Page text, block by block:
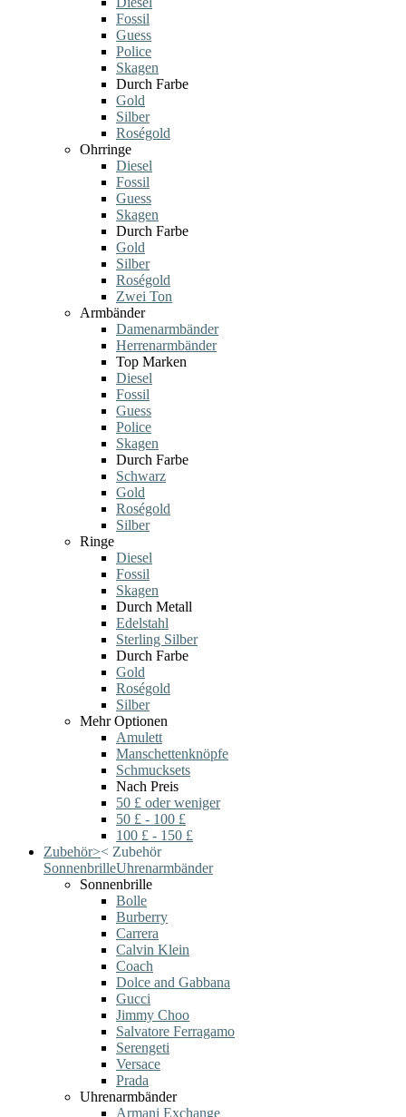
Fossil
Guess
Police
Skagen
Durch Farbe
Gold
Silber
Roségold
Ohrringe
Diesel
Fossil
Guess
Skagen
Durch Farbe
Gold
Silber
Roségold
Zwei Ton
Armbänder
Damenarmbänder
Herrenarmbänder
Top Marken
Diesel
Fossil
Guess
Police
Skagen
Durch Farbe
Schwarz
Gold
Roségold
Silber
Ringe
Diesel
Fossil
Skagen
Durch Metall
Edelstahl
Sterling Silber
Durch Farbe
Gold
Roségold
Silber
Mehr Optionen
Amulett
Manschettenknöpfe
Schmucksets
Nach Preis
50 £ oder weniger
50 £ - 100 £
100 £ - 150 £
Zubehör>< Zubehör
SonnenbrilleUhrenarmbänder
Sonnenbrille
Bolle
Burberry
Carrera
Calvin Klein
Coach
Dolce and Gabbana
Gucci
Jimmy Choo
Salvatore Ferragamo
Serengeti
Versace
Prada
Uhrenarmbänder
Armani Exchange